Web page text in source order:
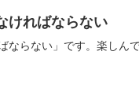
ければならない
らない」です。楽しんで